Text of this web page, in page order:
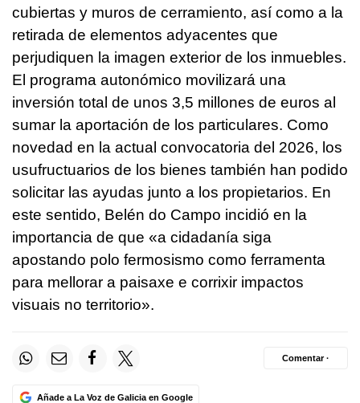
cubiertas y muros de cerramiento, así como a la
retirada de elementos adyacentes que
perjudiquen la imagen exterior de los inmuebles.
El programa autonómico movilizará una
inversión total de unos 3,5 millones de euros al
sumar la aportación de los particulares. Como
novedad en la actual convocatoria del 2026, los
usufructuarios de los bienes también han podido
solicitar las ayudas junto a los propietarios. En
este sentido, Belén do Campo incidió en la
importancia de que «a cidadanía siga
apostando polo fermosismo como ferramenta
para mellorar a paisaxe e corrixir impactos
visuais no territorio».
Añade a La Voz de Galicia en Google
Comentar ·